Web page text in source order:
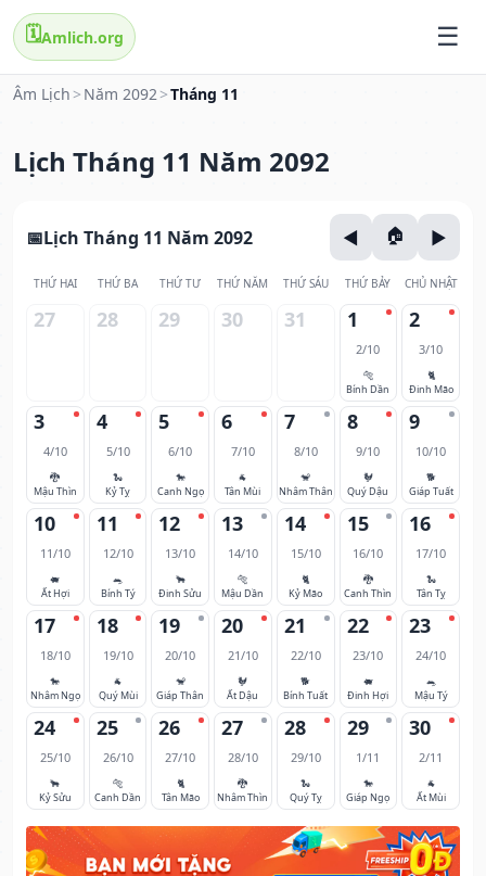
🗓️Amlich.org
Âm Lịch > Năm 2092>Tháng 11
Lịch Tháng 11 Năm 2092
Lịch Tháng 11 Năm 2092
THỨ HAI THỨ BA THỨ TƯ THỨ NĂM THỨ SÁU THỨ BẢY CHỦ NHẬT
27 28 29 30 31 1
2/10
🐅
Bính Dần
2
3/10
🐈
Đinh Mão
3
4/10
🐉
Mậu Thìn
4
5/10
🐍
Kỷ Tỵ
5
6/10
🐎
Canh Ngọ
6
7/10
🐐
Tân Mùi
7
8/10
🐒
Nhâm Thân
8
9/10
🐓
Quý Dậu
9
10/10
🐕
Giáp Tuất
10
11/10
🐖
Ất Hợi
11
12/10
🐀
Bính Tý
12
13/10
🐂
Đinh Sửu
13
14/10
🐅
Mậu Dần
14
15/10
🐈
Kỷ Mão
15
16/10
🐉
Canh Thìn
16
17/10
🐍
Tân Tỵ
17
18/10
🐎
Nhâm Ngọ
18
19/10
🐐
Quý Mùi
19
20/10
🐒
Giáp Thân
20
21/10
🐓
Ất Dậu
21
22/10
🐕
Bính Tuất
22
23/10
🐖
Đinh Hợi
23
24/10
🐀
Mậu Tý
24
25/10
🐂
Kỷ Sửu
25
26/10
🐅
Canh Dần
26
27/10
🐈
Tân Mão
27
28/10
🐉
Nhâm Thìn
28
29/10
🐍
Quý Tỵ
29
1/11
🐎
Giáp Ngọ
30
2/11
🐐
Ất Mùi